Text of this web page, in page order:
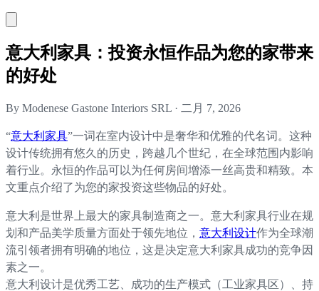
意大利家具：投资永恒作品为您的家带来
的好处
By Modenese Gastone Interiors SRL · 二月 7, 2026
“意大利家具”一词在室内设计中是奢华和优雅的代名词。这种
设计传统拥有悠久的历史，跨越几个世纪，在全球范围内影响
着行业。永恒的作品可以为任何房间增添一丝高贵和精致。本
文重点介绍了为您的家投资这些物品的好处。
意大利是世界上最大的家具制造商之一。意大利家具行业在规
划和产品美学质量方面处于领先地位， 意大利设计作为全球潮
流引领者拥有明确的地位，这是决定意大利家具成功的竞争因
素之一。
意大利设计是优秀工艺、成功的生产模式（工业家具区）、持